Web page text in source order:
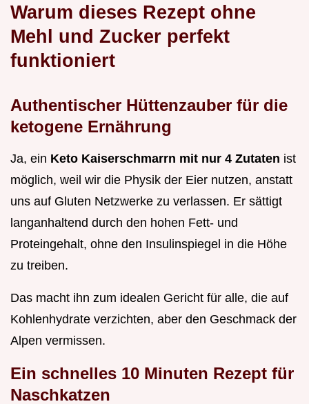
Warum dieses Rezept ohne
Mehl und Zucker perfekt
funktioniert
Authentischer Hüttenzauber für die
ketogene Ernährung
Ja, ein Keto Kaiserschmarrn mit nur 4 Zutaten ist
möglich, weil wir die Physik der Eier nutzen, anstatt
uns auf Gluten Netzwerke zu verlassen. Er sättigt
langanhaltend durch den hohen Fett- und
Proteingehalt, ohne den Insulinspiegel in die Höhe
zu treiben.
Das macht ihn zum idealen Gericht für alle, die auf
Kohlenhydrate verzichten, aber den Geschmack der
Alpen vermissen.
Ein schnelles 10 Minuten Rezept für
Naschkatzen